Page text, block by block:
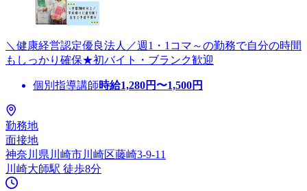
＼健康経営認定優良法人／週1・1コマ～の勤務で自分の時間
もしっかり確保★初バイト・ブランク歓迎
個別指導講師時給1,280円〜1,500円
勤務地
面接地
神奈川県川崎市川崎区藤崎3-9-11
川崎大師駅 徒歩8分